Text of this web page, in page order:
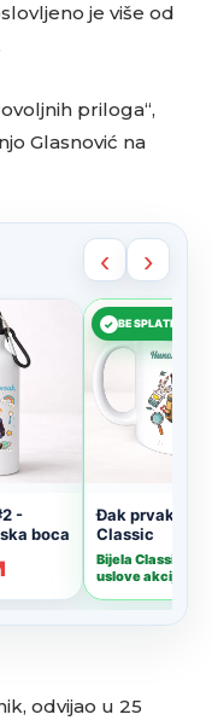
je više od
priloga“,
Glasnović na
odvijao u 25